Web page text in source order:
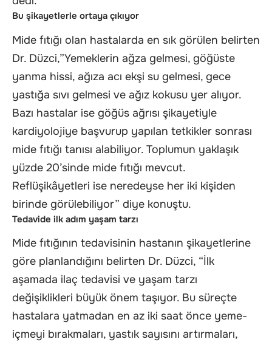
Bu şikayetlerle ortaya çıkıyor
Mide fıtığı olan hastalarda en sık görülen belirten
Dr. Düzci,”Yemeklerin ağza gelmesi, göğüste
yanma hissi, ağıza acı ekşi su gelmesi, gece
yastığa sıvı gelmesi ve ağız kokusu yer alıyor.
Bazı hastalar ise göğüs ağrısı şikayetiyle
kardiyolojiye başvurup yapılan tetkikler sonrası
mide fıtığı tanısı alabiliyor. Toplumun yaklaşık
yüzde 20’sinde mide fıtığı mevcut.
Reflüşikâyetleri ise neredeyse her iki kişiden
birinde görülebiliyor” diye konuştu.
Tedavide ilk adım yaşam tarzı
Mide fıtığının tedavisinin hastanın şikayetlerine
göre planlandığını belirten Dr. Düzci, “İlk
aşamada ilaç tedavisi ve yaşam tarzı
değişiklikleri büyük önem taşıyor. Bu süreçte
hastalara yatmadan en az iki saat önce yeme-
içmeyi bırakmaları, yastık sayısını artırmaları,